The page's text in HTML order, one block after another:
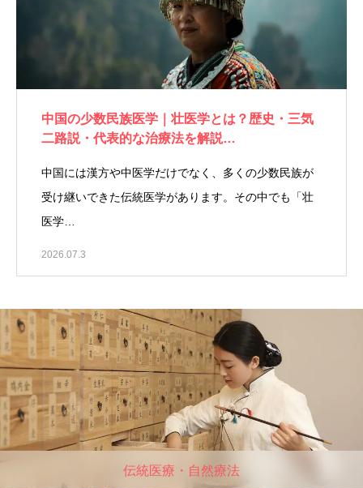
中国の少数民族医学｜壮医学とは？歴史・三気
二路説・代表的な治療法を解説…
中国には漢方や中医学だけでなく、多くの少数民族が
受け継いできた伝統医学があります。その中でも「壮
医学…
2026.07.3
伝統医療・自然療法